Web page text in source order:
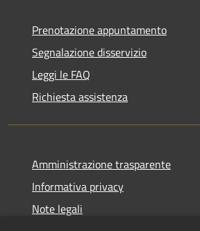
Prenotazione appuntamento
Segnalazione disservizio
Leggi le FAQ
Richiesta assistenza
Amministrazione trasparente
Informativa privacy
Note legali